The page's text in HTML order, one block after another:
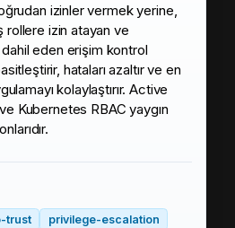
izinler vermek yerine,
rollere izin atayan ve
dahil eden erişim kontrol
hataları azaltır ve en
kolaylaştırır. Active
Kubernetes RBAC yaygın
trust privilege-escalation